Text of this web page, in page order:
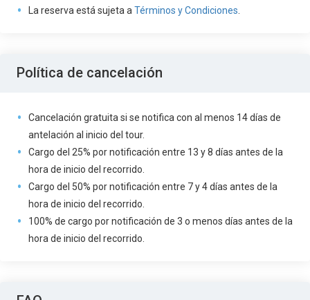
La reserva está sujeta a Términos y Condiciones
Política de cancelación
Cancelación gratuita si se notifica con al menos 14 días de
antelación al inicio del tour.
Cargo del 25% por notificación entre 13 y 8 días antes de la
hora de inicio del recorrido.
Cargo del 50% por notificación entre 7 y 4 días antes de la
hora de inicio del recorrido.
100% de cargo por notificación de 3 o menos días antes de la
hora de inicio del recorrido.